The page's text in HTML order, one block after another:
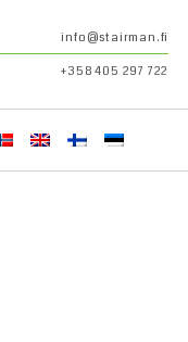
info@stairman.fi
+358 405 297 722